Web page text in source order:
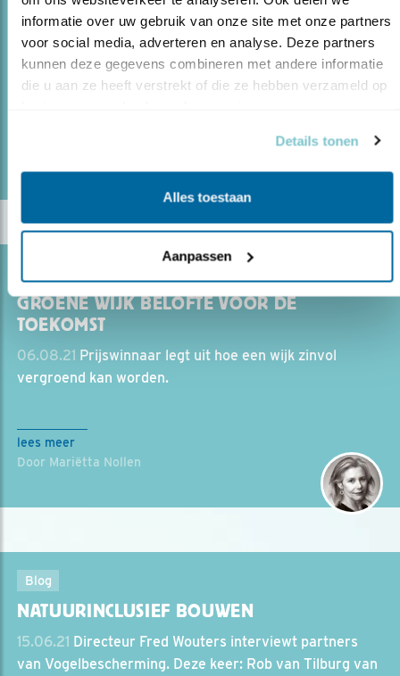
informatie over uw gebruik van onze site met onze partners
voor social media, adverteren en analyse. Deze partners
kunnen deze gegevens combineren met andere informatie
die u aan ze heeft verstrekt of die ze hebben verzameld op
Details tonen
Alles toestaan
Aanpassen
LOKALE POLITIEK INTERESSEREN VOOR
VOGELS
14.10.21Gemeenteraadslid Has Bakker geeft adviezen.
GROENE WIJK BELOFTE VOOR DE
TOEKOMST
06.08.21 Prijswinnaar legt uit hoe een wijk zinvol
vergroend kan worden.
lees meer
Door Mariëtta Nollen
Blog
NATUURINCLUSIEF BOUWEN
15.06.21 Directeur Fred Wouters interviewt partners
van Vogelbescherming. Deze keer: Rob van Tilburg van